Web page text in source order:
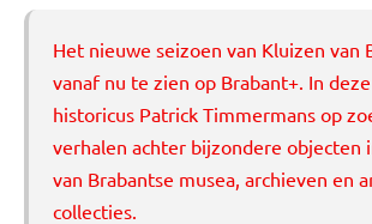
Het nieuwe seizoen van Kluizen van
vanaf nu te zien op Brabant+. In
historicus Patrick Timmermans op
verhalen achter bijzondere objecten
van Brabantse musea, archieven en
collecties.